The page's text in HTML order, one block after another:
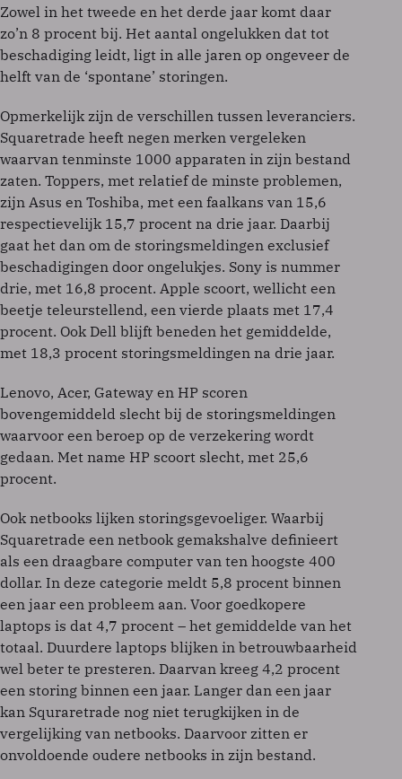
Zowel in het tweede en het derde jaar komt daar
zo’n 8 procent bij. Het aantal ongelukken dat tot
beschadiging leidt, ligt in alle jaren op ongeveer de
helft van de ‘spontane’ storingen.
Opmerkelijk zijn de verschillen tussen leveranciers.
Squaretrade heeft negen merken vergeleken
waarvan tenminste 1000 apparaten in zijn bestand
zaten. Toppers, met relatief de minste problemen,
zijn Asus en Toshiba, met een faalkans van 15,6
respectievelijk 15,7 procent na drie jaar. Daarbij
gaat het dan om de storingsmeldingen exclusief
beschadigingen door ongelukjes. Sony is nummer
drie, met 16,8 procent. Apple scoort, wellicht een
beetje teleurstellend, een vierde plaats met 17,4
procent. Ook Dell blijft beneden het gemiddelde,
met 18,3 procent storingsmeldingen na drie jaar.
Lenovo, Acer, Gateway en HP scoren
bovengemiddeld slecht bij de storingsmeldingen
waarvoor een beroep op de verzekering wordt
gedaan. Met name HP scoort slecht, met 25,6
procent.
Ook netbooks lijken storingsgevoeliger. Waarbij
Squaretrade een netbook gemakshalve definieert
als een draagbare computer van ten hoogste 400
dollar. In deze categorie meldt 5,8 procent binnen
een jaar een probleem aan. Voor goedkopere
laptops is dat 4,7 procent – het gemiddelde van het
totaal. Duurdere laptops blijken in betrouwbaarheid
wel beter te presteren. Daarvan kreeg 4,2 procent
een storing binnen een jaar. Langer dan een jaar
kan Squraretrade nog niet terugkijken in de
vergelijking van netbooks. Daarvoor zitten er
onvoldoende oudere netbooks in zijn bestand.